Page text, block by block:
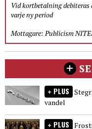
Vid kortbetalning
varje ny period
Mottagare: Publicism
PLUS
vandel
PLUS